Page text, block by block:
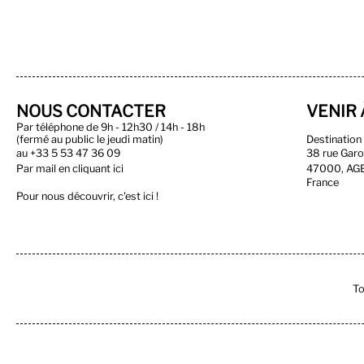
NOUS CONTACTER
Par téléphone de 9h - 12h30 / 14h - 18h
(fermé au public le jeudi matin)
au +33 5 53 47 36 09
Par mail en cliquant ici
Pour nous découvrir, c'est ici !
VENIR
38 rue
47000,
France